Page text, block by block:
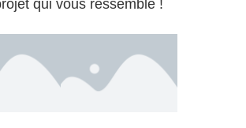
qui vous ressemble !